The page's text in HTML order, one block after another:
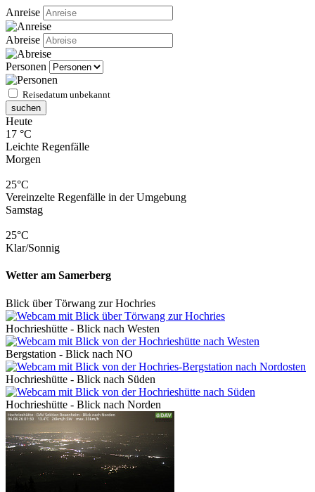
Anreise
Abreise
Personen
Reisedatum unbekannt
suchen
Heute
17 °C
Leichte Regenfälle
Morgen
25°C
Vereinzelte Regenfälle in der Umgebung
Samstag
25°C
Klar/Sonnig
Wetter am Samerberg
Blick über Törwang zur Hochries
Hochrieshütte - Blick nach Westen
Bergstation - Blick nach NO
Hochrieshütte - Blick nach Süden
Hochrieshütte - Blick nach Norden